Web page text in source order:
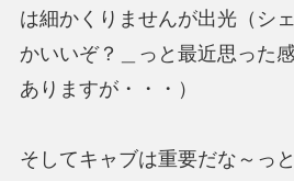
は細かくりませんが出光（シ
かいいぞ？＿っと最近思った
ありますが・・・）
そしてキャブは重要だな～っ